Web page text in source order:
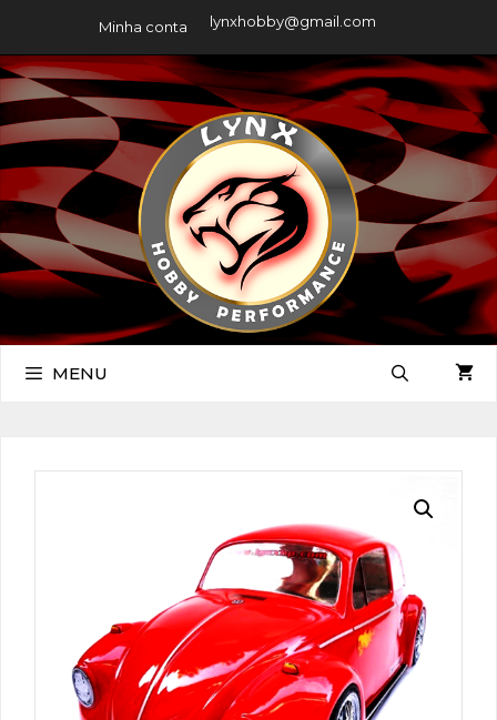
Minha conta lynxhobby@gmail.com
MENU